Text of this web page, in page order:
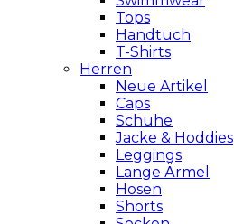
Tops
Handtuch
T-Shirts
Herren
Neue Artikel
Caps
Schuhe
Jacke & Hoddies
Leggings
Lange Ärmel
Hosen
Shorts